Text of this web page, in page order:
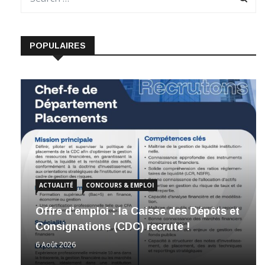
POPULAIRES
ACTUALITÉ CONCOURS & EMPLOI
Offre d’emploi : la Caisse des Dépôts et
Consignations (CDC) recrute !
6 Août 2026